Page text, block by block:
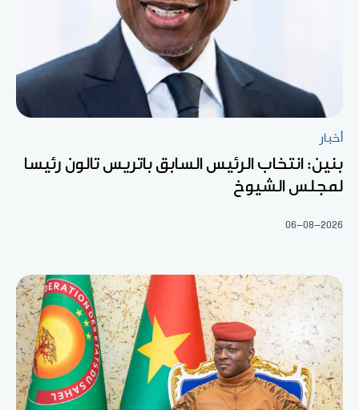
أخبار
بنين: انتخاب الرئيس السابق باتريس تالون رئيسا
لمجلس الشيوخ
06-08-2026